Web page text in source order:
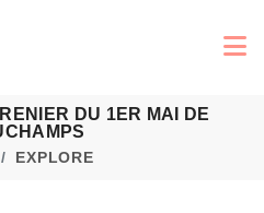
DU 1ER MAI DE
EXPLORE